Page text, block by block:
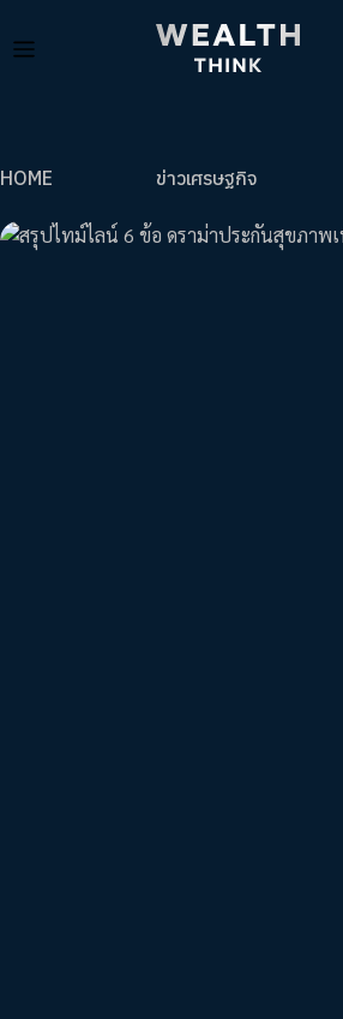
HOME ข่าวเศรษฐกิจ